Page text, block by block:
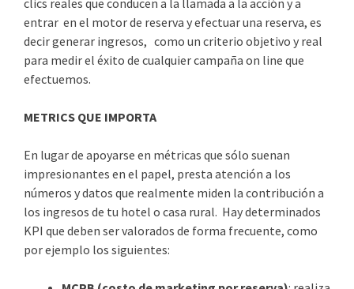
entrar en el motor de reserva y efectuar una reserva, es
decir generar ingresos, como un criterio objetivo y real
para medir el éxito de cualquier campaña on line que
efectuemos.
METRICS QUE IMPORTA
En lugar de apoyarse en métricas que sólo suenan
impresionantes en el papel, presta atención a los
números y datos que realmente miden la contribución a
los ingresos de tu hotel o casa rural. Hay determinados
KPI que deben ser valorados de forma frecuente, como
por ejemplo los siguientes: